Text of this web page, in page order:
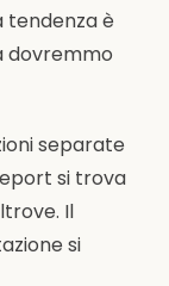
tendenza è
dovremmo
separate
si trova
Il
si